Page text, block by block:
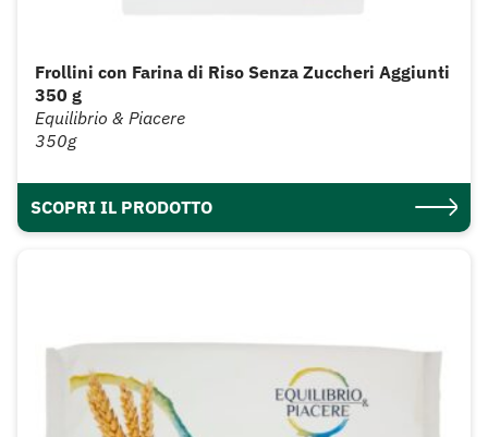
Frollini con Farina di Riso Senza Zuccheri Aggiunti
350 g
Equilibrio & Piacere
350g
SCOPRI IL PRODOTTO